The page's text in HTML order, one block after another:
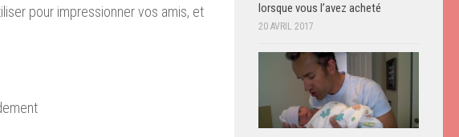
pour impressionner vos amis, et
lorsque vous l’avez acheté
20 AVRIL 2017